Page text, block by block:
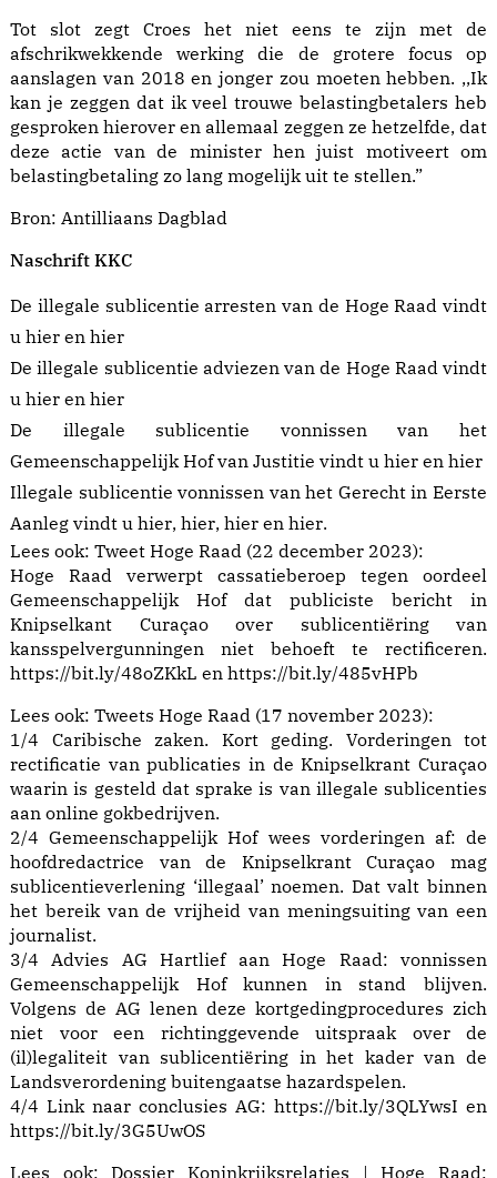
Tot slot zegt Croes het niet eens te zijn met de
afschrikwekkende werking die de grotere focus op
aanslagen van 2018 en jonger zou moeten hebben. ,,Ik
kan je zeggen dat ik veel trouwe belastingbetalers heb
gesproken hierover en allemaal zeggen ze hetzelfde, dat
deze actie van de minister hen juist motiveert om
belastingbetaling zo lang mogelijk uit te stellen.”
Bron: Antilliaans Dagblad
Naschrift KKC
De illegale sublicentie arresten van de Hoge Raad vindt
u hier en hier
De illegale sublicentie adviezen van de Hoge Raad vindt
u hier en hier
De illegale sublicentie vonnissen van het
Gemeenschappelijk Hof van Justitie vindt u hier en hier
Illegale sublicentie vonnissen van het Gerecht in Eerste
Aanleg vindt u hier, hier, hier en hier.
Lees ook: Tweet Hoge Raad (22 december 2023):
Hoge Raad verwerpt cassatieberoep tegen oordeel
Gemeenschappelijk Hof dat publiciste bericht in
Knipselkant Curaçao over sublicentiëring van
kansspelvergunningen niet behoeft te rectificeren.
https://bit.ly/48oZKkL en https://bit.ly/485vHPb
Lees ook: Tweets Hoge Raad (17 november 2023):
1/4 Caribische zaken. Kort geding. Vorderingen tot
rectificatie van publicaties in de Knipselkrant Curaçao
waarin is gesteld dat sprake is van illegale sublicenties
aan online gokbedrijven.
2/4 Gemeenschappelijk Hof wees vorderingen af: de
hoofdredactrice van de Knipselkrant Curaçao mag
sublicentieverlening ‘illegaal’ noemen. Dat valt binnen
het bereik van de vrijheid van meningsuiting van een
journalist.
3/4 Advies AG Hartlief aan Hoge Raad: vonnissen
Gemeenschappelijk Hof kunnen in stand blijven.
Volgens de AG lenen deze kortgedingprocedures zich
niet voor een richtinggevende uitspraak over de
(il)legaliteit van sublicentiëring in het kader van de
Landsverordening buitengaatse hazardspelen.
4/4 Link naar conclusies AG: https://bit.ly/3QLYwsI en
https://bit.ly/3G5UwOS
Lees ook: Dossier Koninkrijksrelaties | Hoge Raad: